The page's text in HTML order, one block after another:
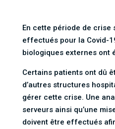
En cette période de crise
effectués pour la Covid-
biologiques externes ont
Certains patients ont dû
d’autres structures
gérer cette crise. Une
serveurs ainsi qu’une
doivent être effectués